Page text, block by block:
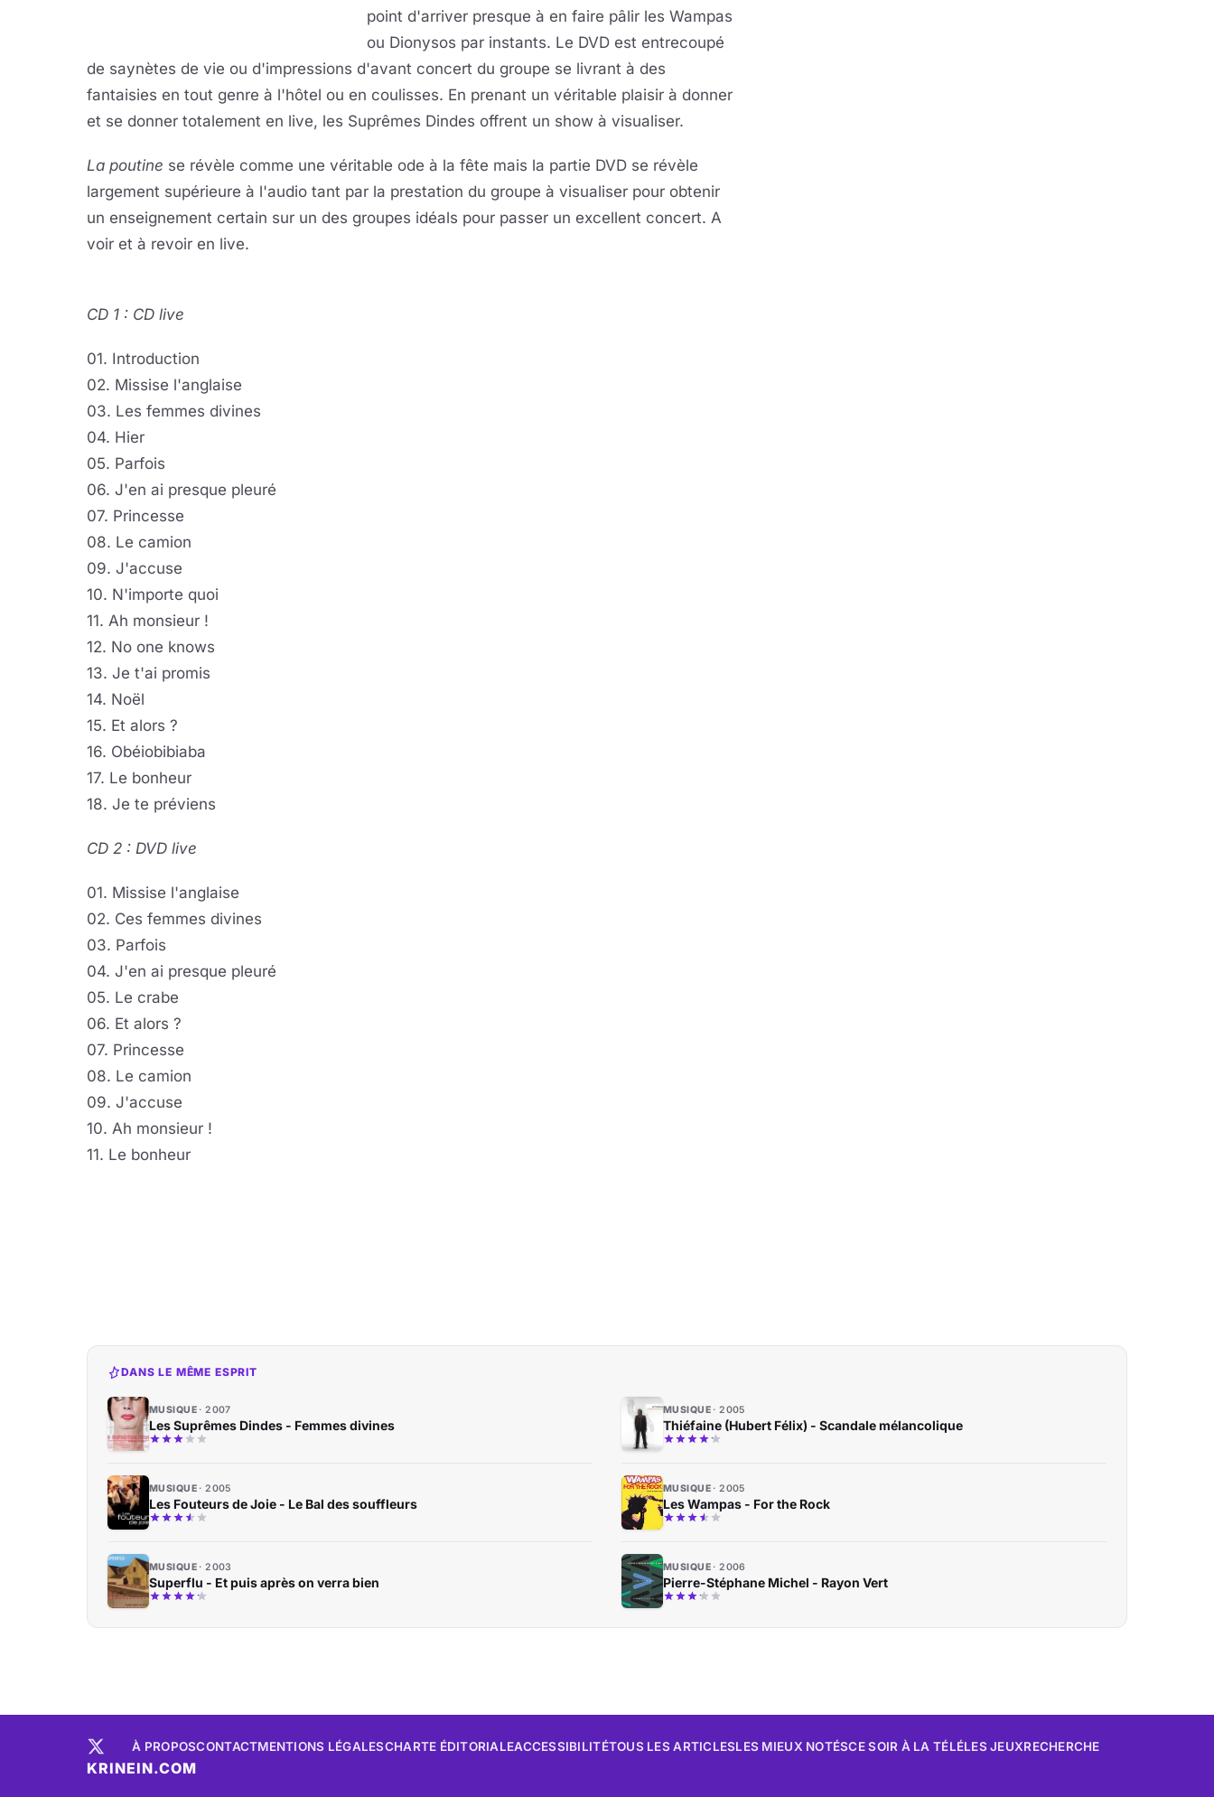
point d'arriver presque à en faire pâlir les Wampas
ou Dionysos par instants. Le DVD est entrecoupé
de saynètes de vie ou d'impressions d'avant concert du groupe se livrant à des
fantaisies en tout genre à l'hôtel ou en coulisses. En prenant un véritable plaisir à donner
et se donner totalement en live, les Suprêmes Dindes offrent un show à visualiser.
La poutine se révèle comme une véritable ode à la fête mais la partie DVD se révèle
largement supérieure à l'audio tant par la prestation du groupe à visualiser pour obtenir
un enseignement certain sur un des groupes idéals pour passer un excellent concert. A
voir et à revoir en live.
CD 1 : CD live
01. Introduction
02. Missise l'anglaise
03. Les femmes divines
04. Hier
05. Parfois
06. J'en ai presque pleuré
07. Princesse
08. Le camion
09. J'accuse
10. N'importe quoi
11. Ah monsieur !
12. No one knows
13. Je t'ai promis
14. Noël
15. Et alors ?
16. Obéiobibiaba
17. Le bonheur
18. Je te préviens
CD 2 : DVD live
01. Missise l'anglaise
02. Ces femmes divines
03. Parfois
04. J'en ai presque pleuré
05. Le crabe
06. Et alors ?
07. Princesse
08. Le camion
09. J'accuse
10. Ah monsieur !
11. Le bonheur
DANS LE MÊME ESPRIT
MUSIQUE 2007
Les Suprêmes Dindes - Femmes divines
MUSIQUE 2005
Thiéfaine (Hubert Félix) - Scandale mélancolique
MUSIQUE 2005
Les Fouteurs de Joie - Le Bal des souffleurs
MUSIQUE 2005
Les Wampas - For the Rock
MUSIQUE 2003
Superflu - Et puis après on verra bien
MUSIQUE 2006
Pierre-Stéphane Michel - Rayon Vert
À PROPOSCONTACTMENTIONS LÉGALESCHARTE ÉDITORIALEACCESSIBILITÉTOUS LES ARTICLESLES MIEUX NOTÉSCE SOIR À LA TÉLÉLES JEUXRECHERCHE
KRINEIN.COM